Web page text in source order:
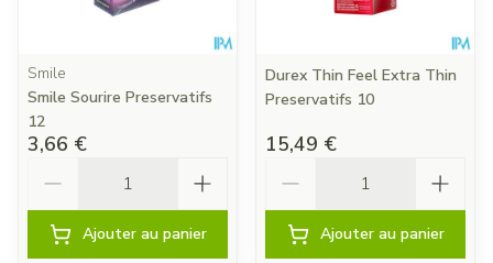
Smile
Smile Sourire Preservatifs
12
3,66 €
Ajouter au panier
Durex Thin Feel Extra Thin
Preservatifs 10
15,49 €
Ajouter au panier